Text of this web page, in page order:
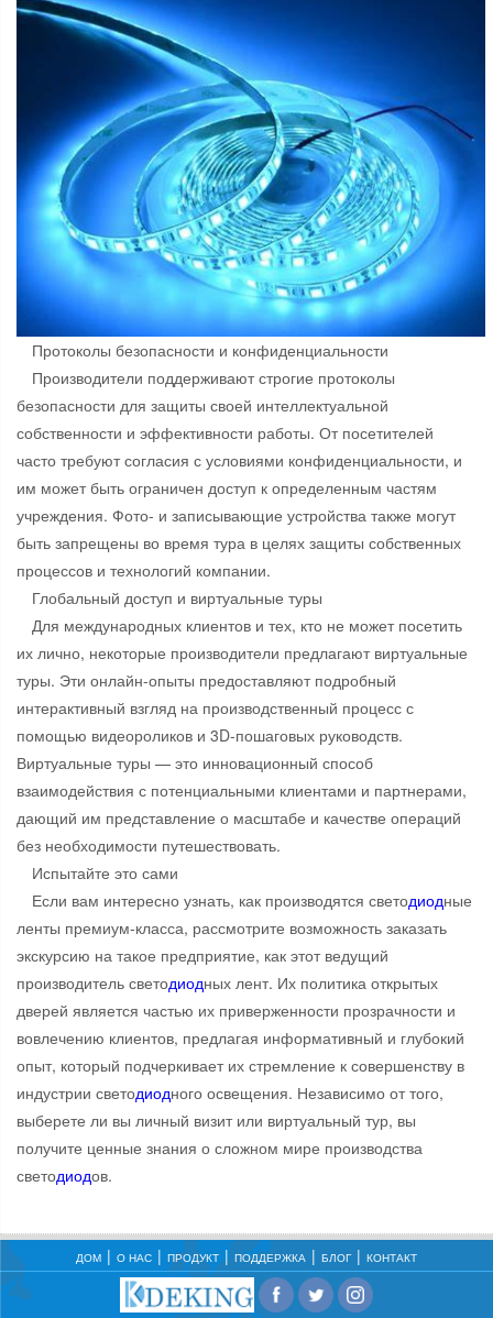
Протоколы безопасности и конфиденциальности
Производители поддерживают строгие протоколы
безопасности для защиты своей интеллектуальной
собственности и эффективности работы. От посетителей
часто требуют согласия с условиями конфиденциальности, и
им может быть ограничен доступ к определенным частям
учреждения. Фото- и записывающие устройства также могут
быть запрещены во время тура в целях защиты собственных
процессов и технологий компании.
Глобальный доступ и виртуальные туры
Для международных клиентов и тех, кто не может посетить
их лично, некоторые производители предлагают виртуальные
туры. Эти онлайн-опыты предоставляют подробный
интерактивный взгляд на производственный процесс с
помощью видеороликов и 3D-пошаговых руководств.
Виртуальные туры — это инновационный способ
взаимодействия с потенциальными клиентами и партнерами,
дающий им представление о масштабе и качестве операций
без необходимости путешествовать.
Испытайте это сами
Если вам интересно узнать, как производятся светодиодные
ленты премиум-класса, рассмотрите возможность заказать
экскурсию на такое предприятие, как этот ведущий
производитель светодиодных лент. Их политика открытых
дверей является частью их приверженности прозрачности и
вовлечению клиентов, предлагая информативный и глубокий
опыт, который подчеркивает их стремление к совершенству в
индустрии светодиодного освещения. Независимо от того,
выберете ли вы личный визит или виртуальный тур, вы
получите ценные знания о сложном мире производства
светодиодов.
ДОМ О НАС ПРОДУКТ ПОДДЕРЖКА БЛОГ КОНТАКТ